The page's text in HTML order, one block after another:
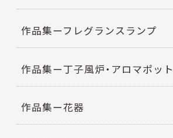
作品集ーフレグランスランプ
作品集ー丁子風炉・アロマポット
作品集ー花器